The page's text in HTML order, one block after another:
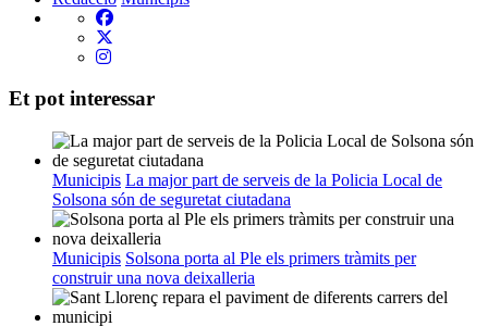
Et pot interessar
Municipis La major part de serveis de la Policia Local de
Solsona són de seguretat ciutadana
Municipis Solsona porta al Ple els primers tràmits per
construir una nova deixalleria